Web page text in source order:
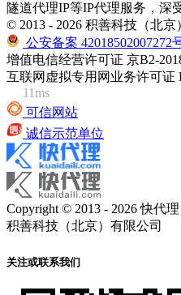
隧道代理IP等IP代理服务，深
© 2013 - 2026 积善科技（北京
公安备案 42018502007272
增值电信经营许可证 京B2-
互联网虚拟专用网业务许可证
11ms
可信网站
诚信示范单位
Copyright © 2013 - 2026 快代理
积善科技（北京）有限公司
关注或联系我们